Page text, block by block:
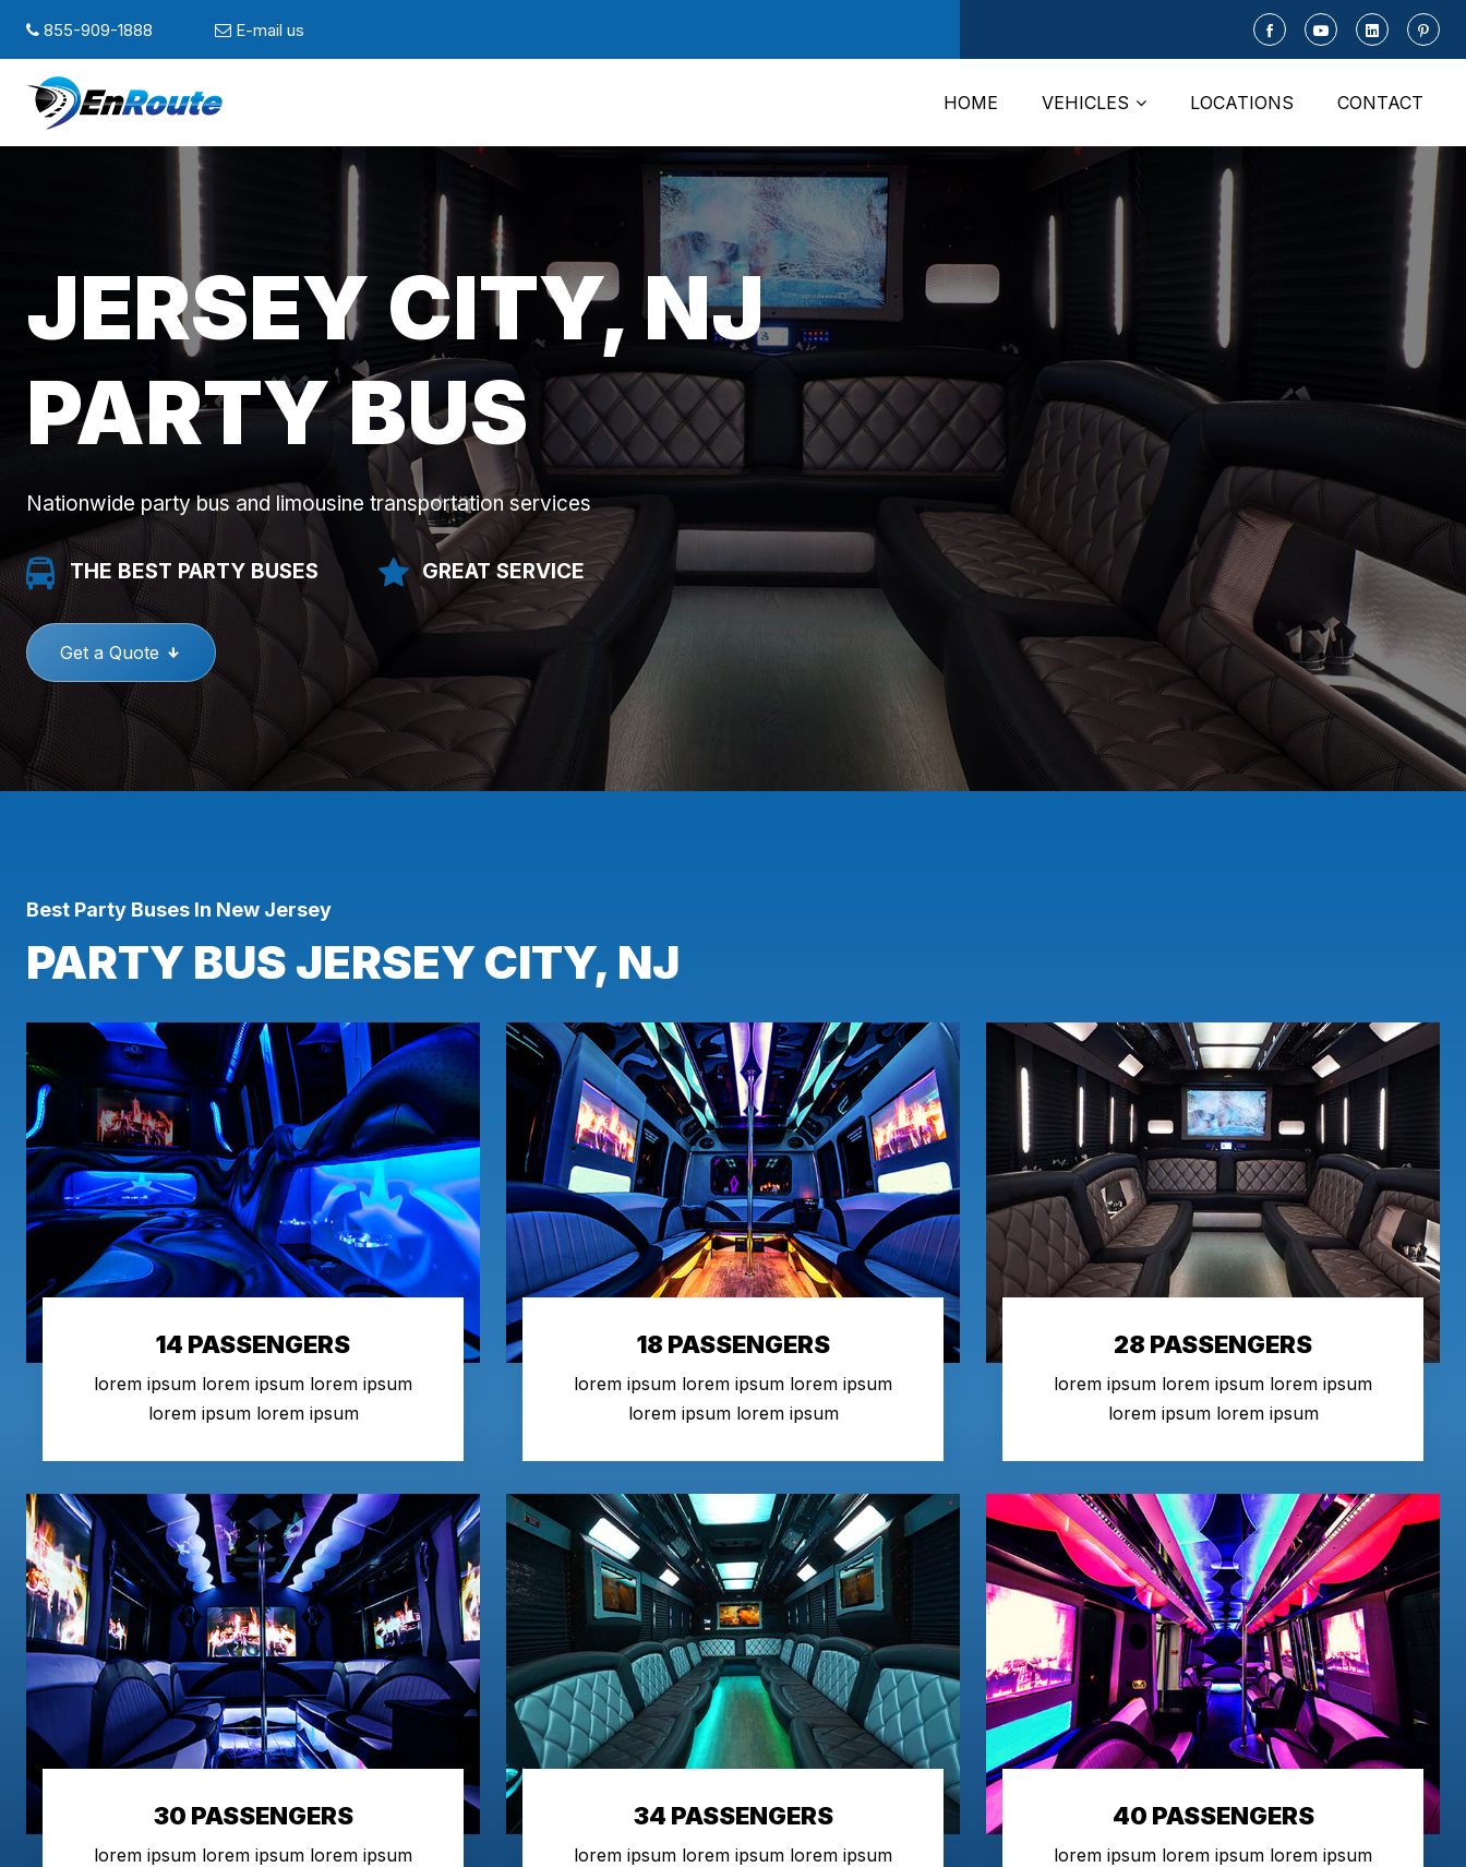
855-909-1888 E-mail us
HOME VEHICLES LOCATIONS CONTACT
JERSEY CITY, NJ
PARTY BUS
Nationwide party bus and limousine transportation services
THE BEST PARTY BUSES GREAT SERVICE
Get a Quote
Best Party Buses In New Jersey
PARTY BUS JERSEY CITY, NJ
14 PASSENGERS
lorem ipsum lorem ipsum lorem ipsum
lorem ipsum lorem ipsum
18 PASSENGERS
lorem ipsum lorem ipsum lorem ipsum
lorem ipsum lorem ipsum
28 PASSENGERS
lorem ipsum lorem ipsum lorem ipsum
lorem ipsum lorem ipsum
30 PASSENGERS
lorem ipsum lorem ipsum lorem ipsum
34 PASSENGERS
lorem ipsum lorem ipsum lorem ipsum
40 PASSENGERS
lorem ipsum lorem ipsum lorem ipsum